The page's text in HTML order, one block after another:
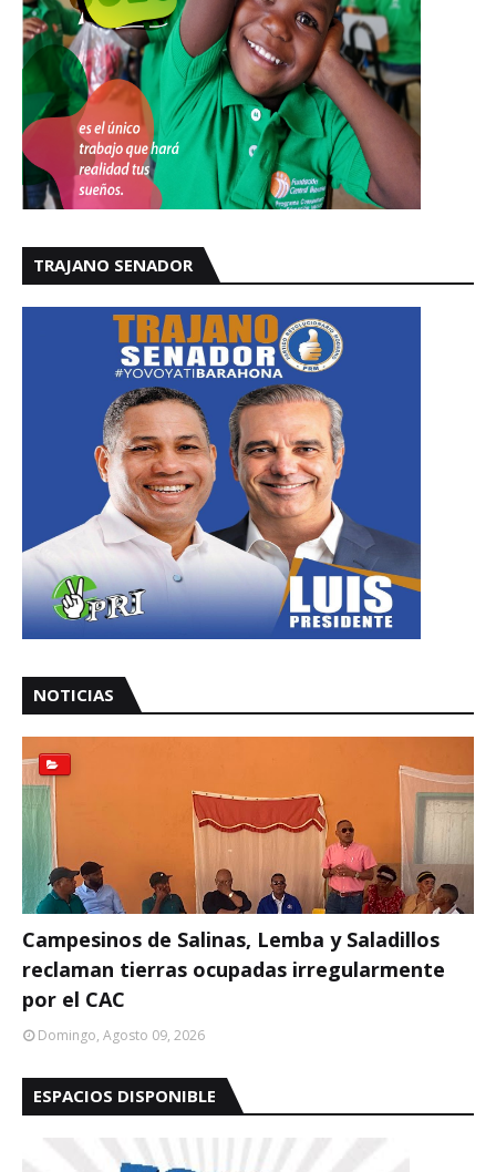
TRAJANO SENADOR
NOTICIAS
Campesinos de Salinas, Lemba y Saladillos
reclaman tierras ocupadas irregularmente
por el CAC
Domingo, Agosto 09, 2026
ESPACIOS DISPONIBLE